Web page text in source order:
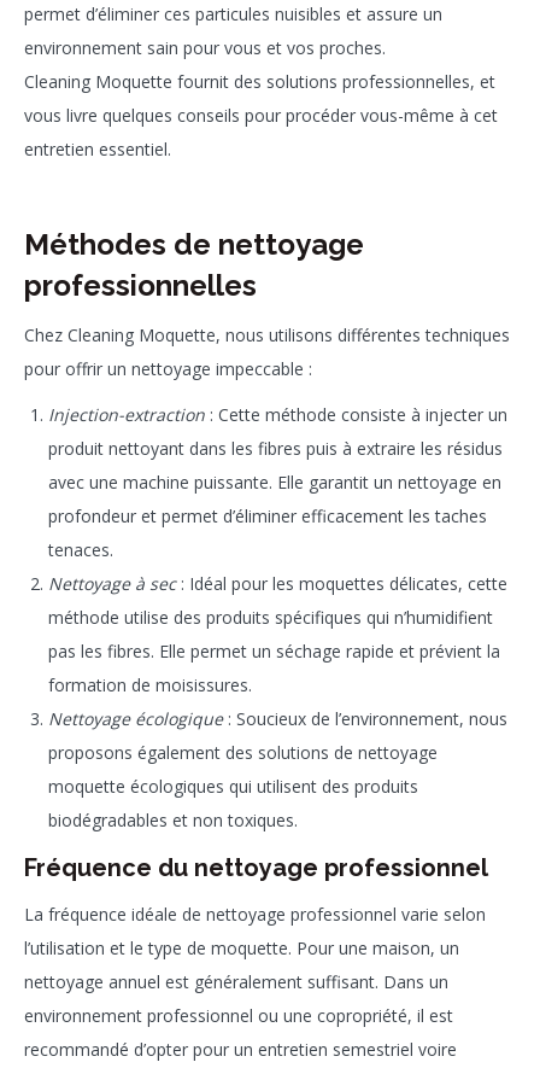
permet d’éliminer ces particules nuisibles et assure un
environnement sain pour vous et vos proches.
Cleaning Moquette fournit des solutions professionnelles, et
vous livre quelques conseils pour procéder vous-même à cet
entretien essentiel.
Méthodes de nettoyage
professionnelles
Chez Cleaning Moquette, nous utilisons différentes techniques
pour offrir un nettoyage impeccable :
Injection-extraction : Cette méthode consiste à injecter un
produit nettoyant dans les fibres puis à extraire les résidus
avec une machine puissante. Elle garantit un nettoyage en
profondeur et permet d’éliminer efficacement les taches
tenaces.
Nettoyage à sec: Idéal pour les moquettes délicates, cette
méthode utilise des produits spécifiques qui n’humidifient
pas les fibres. Elle permet un séchage rapide et prévient la
formation de moisissures.
Nettoyage écologique: Soucieux de l’environnement, nous
proposons également des solutions de nettoyage
moquette écologiques qui utilisent des produits
biodégradables et non toxiques.
Fréquence du nettoyage professionnel
La fréquence idéale de nettoyage professionnel varie selon
l’utilisation et le type de moquette. Pour une maison, un
nettoyage annuel est généralement suffisant. Dans un
environnement professionnel ou une copropriété, il est
recommandé d’opter pour un entretien semestriel voire